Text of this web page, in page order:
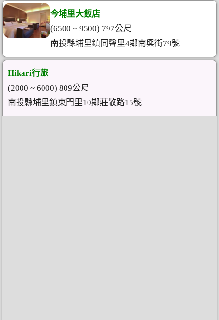
今埔里大飯店
(6500 ~ 9500) 797公尺
南投縣埔里鎮同聲里4鄰南興街79號
Hikari行旅
(2000 ~ 6000) 809公尺
南投縣埔里鎮東門里10鄰莊敬路15號